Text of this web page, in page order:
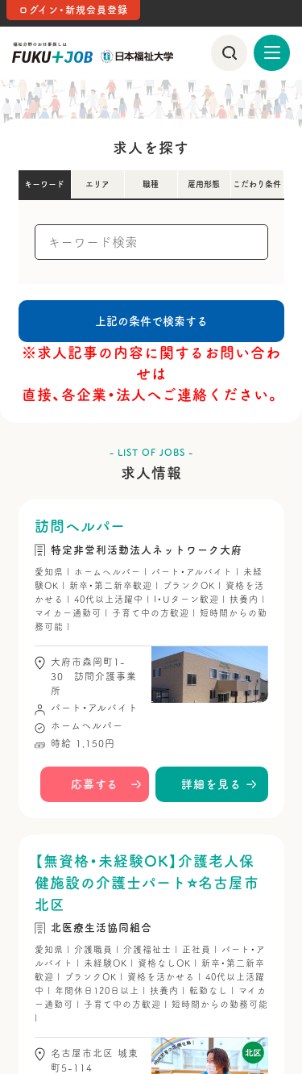
ログイン・新規会員登録
求人を探す
キーワード エリア 職種 雇用形態 こだわり条件
※求人記事の内容に関するお問い合わ
せは
直接、各企業・法人へご連絡ください。
- LIST OF JOBS -
求人情報
訪問ヘルパー
特定非営利活動法人ネットワーク大府
愛知県 | ホームヘルパー | パート・アルバイト | 未経
験OK | 新卒・第二新卒歓迎 | ブランクOK | 資格を活
かせる | 40代以上活躍中 | I・Uターン歓迎 | 扶養内 |
マイカー通勤可 | 子育て中の方歓迎 | 短時間からの勤
務可能 |
大府市森岡町1-
30 訪問介護事業
所
パート・アルバイト
ホームヘルパー
時給 1,150円
応募する 詳細を見る
【無資格・未経験OK】介護老人保
健施設の介護士パート⭐名古屋市
北区
北医療生活協同組合
愛知県 | 介護職員 | 介護福祉士 | 正社員 | パート・ア
ルバイト | 未経験OK | 資格なしOK | 新卒・第二新卒
歓迎 | ブランクOK | 資格を活かせる | 40代以上活躍
中 | 年間休日120日以上 | 扶養内 | 転勤なし | マイカ
ー通勤可 | 子育て中の方歓迎 | 短時間からの勤務可能
名古屋市北区 城東
町5-114